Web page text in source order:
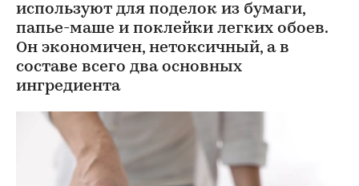
используют для поделок из бумаги,
папье-маше и поклейки легких обоев.
Он экономичен, нетоксичный, а в
составе всего два основных
ингредиента